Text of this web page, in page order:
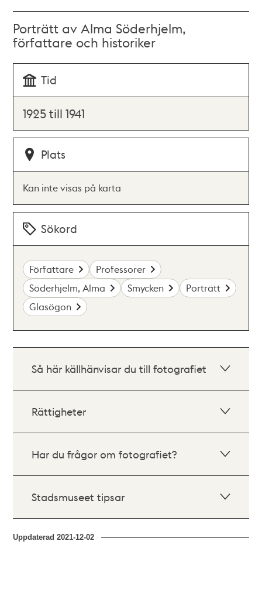
Porträtt av Alma Söderhjelm,
författare och historiker
Tid
1925 till 1941
Plats
Kan inte visas på karta
Sökord
Författare
Professorer
Söderhjelm, Alma
Smycken
Porträtt
Glasögon
Så här källhänvisar du till fotografiet
Rättigheter
Har du frågor om fotografiet?
Stadsmuseet tipsar
Uppdaterad2021-12-02